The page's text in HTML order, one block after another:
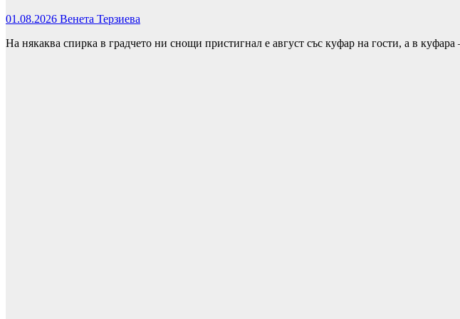
01.08.2026 Венета Терзиева
На някаква спирка в градчето ни снощи пристигнал е август със куфар на гости, а в